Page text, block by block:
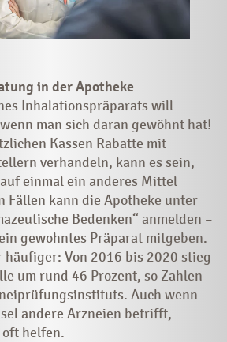
in der Apotheke
Inhalationspräparats will
man sich daran gewöhnt hat!
Kassen Rabatte mit
verhandeln, kann es sein,
einmal ein anderes Mittel
Fällen kann die Apotheke unter
Bedenken“ anmelden –
gewohntes Präparat mitgeben.
häufiger: Von 2016 bis 2020 stieg
um rund 46 Prozent, so Zahlen
Auch wenn
andere Arzneien betrifft,
helfen.